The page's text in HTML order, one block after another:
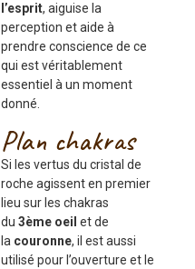
l’esprit, aiguise la
perception et aide à
prendre conscience de ce
qui est véritablement
essentiel à un moment
donné.
Plan chakras
Si les vertus du cristal de
roche agissent en premier
lieu sur les chakras
du 3ème oeil et de
la couronne, il est aussi
utilisé pour l’ouverture et le